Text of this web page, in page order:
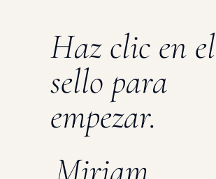
Haz clic en el
sello para
empezar.